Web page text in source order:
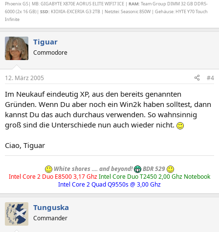
Phoenix GS| MB: GIGABYTE X870E AORUS ELITE WIFI7 ICE | RAM: Team Group DIMM 32 GB DDR5-
6000 (2x 16 GB)| SSD: KIOXIA-EXCERIA G3 2TB | Netztei: Seasonic 850W | Gehäuse: HYTE Y70 Touch
Infinite
Tiguar
Commodore
12. März 2005 #4
Im Neukauf eindeutig XP, aus den bereits genannten
Gründen. Wenn Du aber noch ein Win2k haben solltest, dann
kannst Du das auch durchaus verwenden. So wahnsinnig
groß sind die Unterschiede nun auch wieder nicht.
Ciao, Tiguar
White shores .... and beyond!
BDR 529
Intel Core 2 Duo E8500 3,17 GhzIntel Core Duo T2450 2,00 Ghz Notebook
Intel Core 2 Quad Q9550s @ 3,00 Ghz
Tunguska
Commander